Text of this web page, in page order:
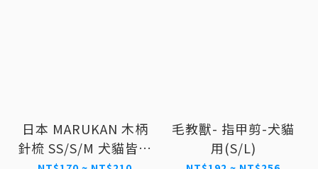
日本 MARUKAN 木柄
針梳 SS/S/M 犬貓皆適
毛教獸- 指甲剪-犬貓
用(S/L)